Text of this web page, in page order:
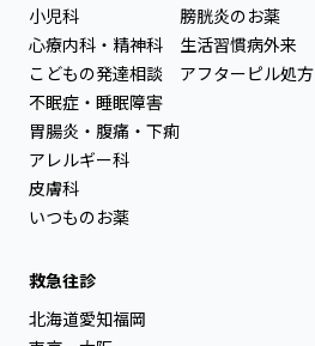
小児科
心療内科・精神科
こどもの発達相談
不眠症・睡眠障害
胃腸炎・腹痛・下痢
アレルギー科
皮膚科
いつものお薬
膀胱炎のお薬
生活習慣病外来
アフターピル処方
救急往診
北海道愛知福岡